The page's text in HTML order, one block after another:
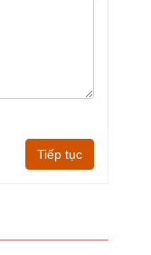
Tiếp tục